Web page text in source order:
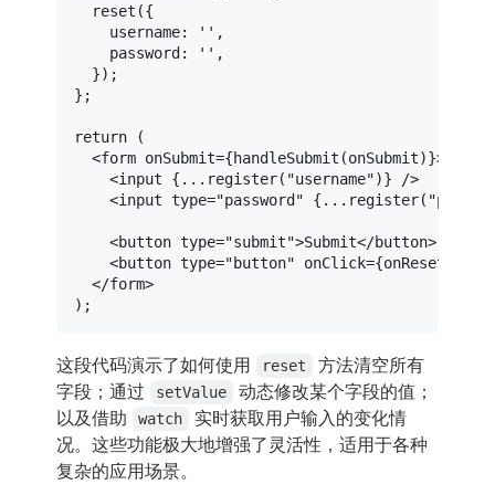
reset ({
username: '' ,
password : '' ,
  });
};
return (
<form onSubmit={handleSubmit(onSubmit)}>
<input { ...register("username")} />
<input type="password" { ...register("
<button type="submit">Submit</button>
<button type="button" onClick={onReset}
</form>
这段代码演示了如何使用 reset
方法清空所有
字段；通过
setValue
动态修改某个字段的值；
以及借助
watch
实时获取用户输入的变化情
况。这些功能极大地增强了灵活性，适用于各种
复杂的应用场景。